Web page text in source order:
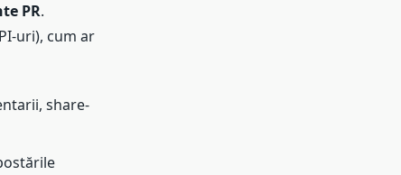
PR.
uri), cum ar
share-